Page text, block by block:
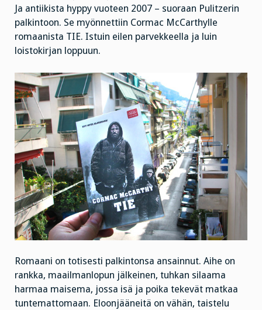
Ja antiikista hyppy vuoteen 2007 – suoraan Pulitzerin
palkintoon. Se myönnettiin Cormac McCarthylle
romaanista TIE. Istuin eilen parvekkeella ja luin
loistokirjan loppuun.
Romaani on totisesti palkintonsa ansainnut. Aihe on
rankka, maailmanlopun jälkeinen, tuhkan silaama
harmaa maisema, jossa isä ja poika tekevät matkaa
tuntemattomaan. Eloonjääneitä on vähän, taistelu